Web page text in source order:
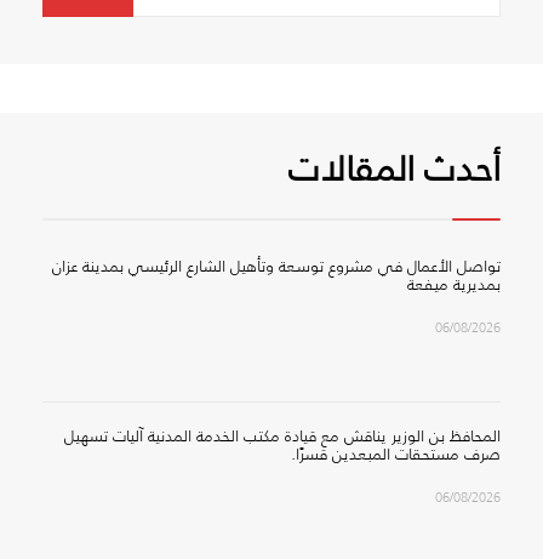
أحدث المقالات
تواصل الأعمال في مشروع توسعة وتأهيل الشارع الرئيسي بمدينة عزان
بمديرية ميفعة
06/08/2026
المحافظ بن الوزير يناقش مع قيادة مكتب الخدمة المدنية آليات تسهيل
صرف مستحقات المبعدين قسرًا.
06/08/2026